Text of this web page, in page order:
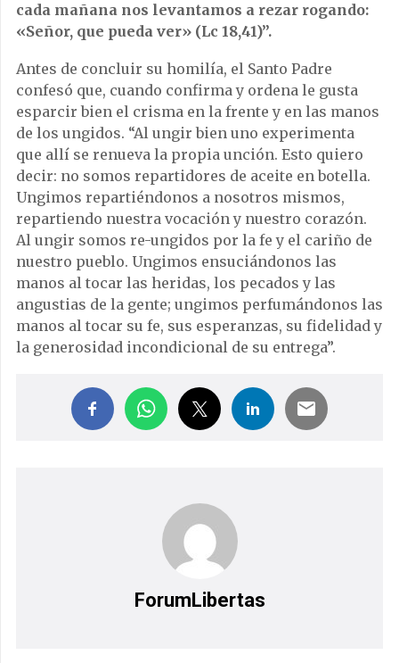
cada mañana nos levantamos a rezar rogando:
«Señor, que pueda ver» (Lc 18,41)”.
Antes de concluir su homilía, el Santo Padre
confesó que, cuando confirma y ordena le gusta
esparcir bien el crisma en la frente y en las manos
de los ungidos. “Al ungir bien uno experimenta
que allí se renueva la propia unción. Esto quiero
decir: no somos repartidores de aceite en botella.
Ungimos repartiéndonos a nosotros mismos,
repartiendo nuestra vocación y nuestro corazón.
Al ungir somos re-ungidos por la fe y el cariño de
nuestro pueblo. Ungimos ensuciándonos las
manos al tocar las heridas, los pecados y las
angustias de la gente; ungimos perfumándonos las
manos al tocar su fe, sus esperanzas, su fidelidad y
la generosidad incondicional de su entrega”.
ForumLibertas